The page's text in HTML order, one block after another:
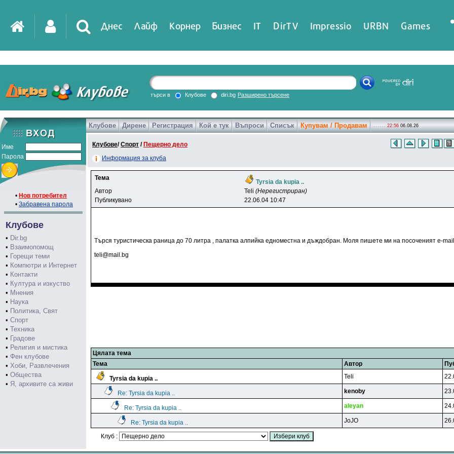
Днес Лайф Корнер Бизнес IT DirTV Impressio URBN Games
търси в Клубове diri.bg Разширено търсене
Име
Парола
• Нов потребител
• Забравена парола
Клубове
• Dir.bg
• Взаимопомощ
• Горещи теми
• Компютри и Интернет
• Контакти
• Култура и изкуство
• Мнения
• Наука
• Политика, Свят
• Спорт
• Техника
• Градове
• Религия и мистика
• Фен клубове
• Хоби, Развлечения
• Общества
• Я, архивите са живи
Клубове Дирене Регистрация Кой е тук Въпроси Списък Купувам / Продавам 22:56 06.08.26
Клубове/Спорт / Пещерно дело
Информация за клуба
Тема
Tyrsia da kupia ..
Автор
Teli (Нерегистриран)
Публикувано
22.06.04 10:47
Търся туристическа раница до 70 литра , палатка алпийка едноместна и дъждобран. Моля пишете ми на посоченият e-
teli@mail.bg
Цялата тема
Тема
Автор
Tyrsia da kupia .. Teli
Re: Tyrsia da kupia .. kenoby
Re: Tyrsia da kupia .. aleyan
Re: Tyrsia da kupia .. JoJO
Клуб :